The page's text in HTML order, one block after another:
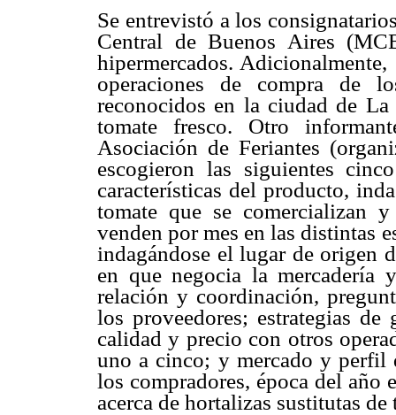
Se entrevistó a los
Central de Buenos Aires
hipermercados.
operaciones de compra de
reconocidos en la ciudad de
tomate fresco. Otro
Asociación de Feriantes
escogieron las siguientes
características del producto,
tomate que se comercializan
venden por mes en las distintas
indagándose el lugar de origen
en que negocia la mercadería
relación y coordinación,
los proveedores; estrategias
calidad y precio con otros
uno a cinco; y mercado y perfil
los compradores, época del año
acerca de hortalizas sustitutas de